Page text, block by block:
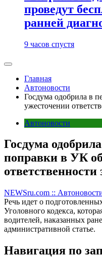
проведут
ранней
9 часов спустя
Главная
Автоновости
Госдума одобрила в
ужесточении
Автоновости
Госдума
поправки в УК
NEWSru.com ::
Речь идет о
Уголовного кодекса,
водителей, наказанных
административной статье.
Навигация по